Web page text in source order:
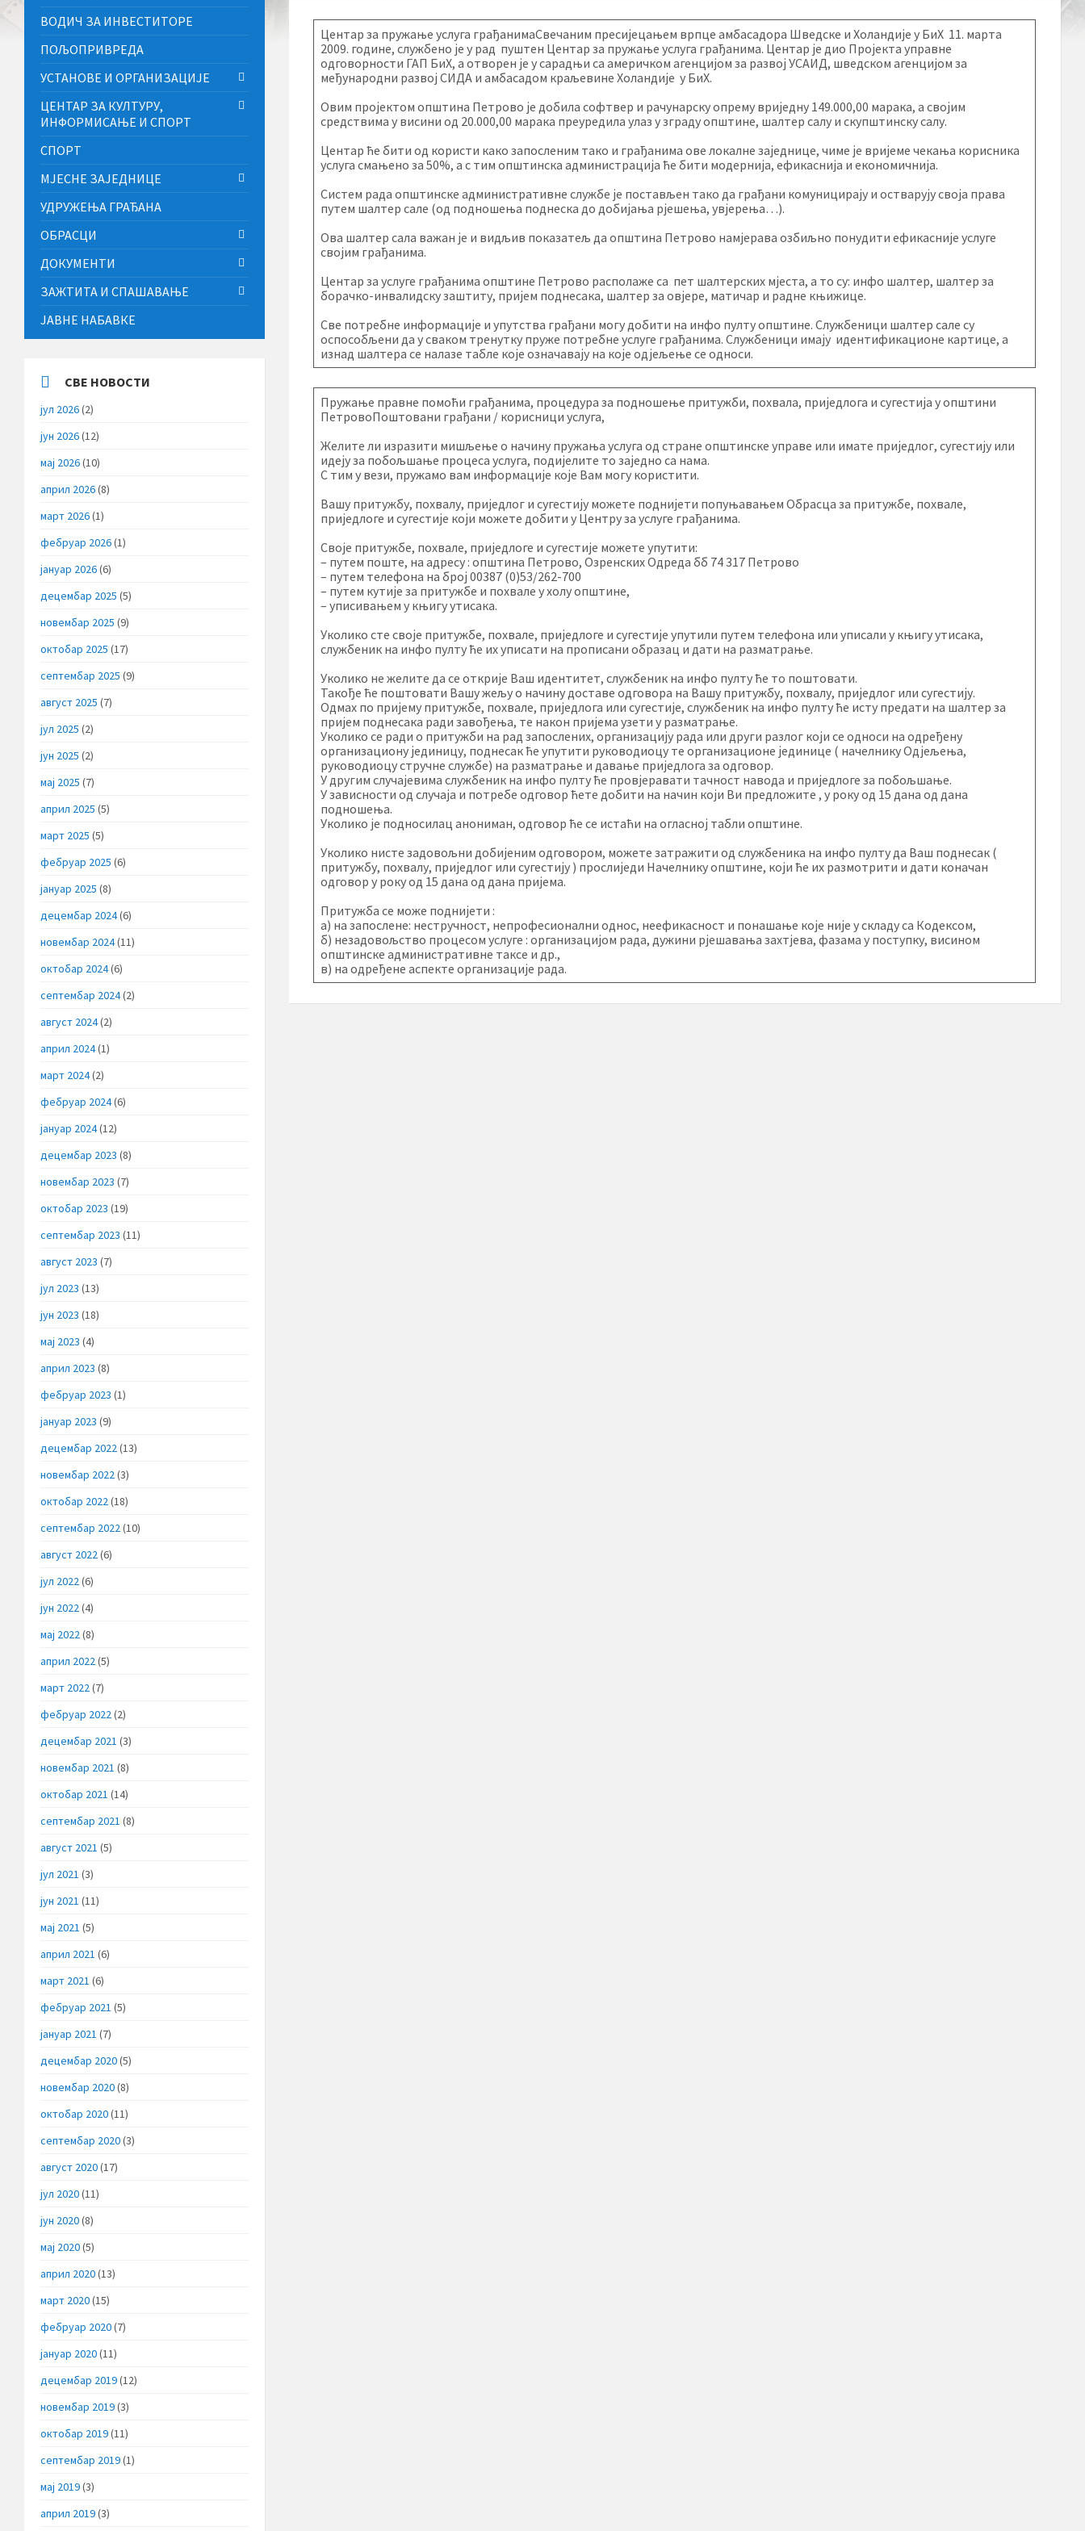
Центар за пружање услуга грађанимаСвечаним пресијецањем врпце амбасадора Шведске и Холандије у БиХ 11. марта
2009. године, службено је у рад пуштен Центар за пружање услуга грађанима. Центар је дио Пројекта управне
одговорности ГАП БиХ, а отворен је у сарадњи са америчком агенцијом за развој УСАИД, шведском агенцијом за
међународни развој СИДА и амбасадом краљевине Холандије у БиХ.
Овим пројектом општина Петрово је добила софтвер и рачунарску опрему вриједну 149.000,00 марака, а својим
средствима у висини од 20.000,00 марака преуредила улаз у зграду општине, шалтер салу и скупштинску салу.
Центар ће бити од користи како запосленим тако и грађанима ове локалне заједнице, чиме је вријеме чекања корисника
услуга смањено за 50%, а с тим општинска администрација ће бити модернија, ефикаснија и економичнија.
Систем рада општинске административне службе је постављен тако да грађани комуницирају и остварују своја права
путем шалтер сале (од подношења поднеска до добијања рјешења, увјерења…).
Ова шалтер сала важан је и видљив показатељ да општина Петрово намјерава озбиљно понудити ефикасније услуге
својим грађанима.
Центар за услуге грађанима општине Петрово располаже са пет шалтерских мјеста, а то су: инфо шалтер, шалтер за
борачко-инвалидску заштиту, пријем поднесака, шалтер за овјере, матичар и радне књижице.
Све потребне информације и упутства грађани могу добити на инфо пулту општине. Службеници шалтер сале су
оспособљени да у сваком тренутку пруже потребне услуге грађанима. Службеници имају идентификационе картице, а
изнад шалтера се налазе табле које означавају на које одјељење се односи.
Пружање правне помоћи грађанима, процедура за подношење притужби, похвала, приједлога и сугестија у општини
ПетровоПоштовани грађани / корисници услуга,
Желите ли изразити мишљење о начину пружања услуга од стране општинске управе или имате приједлог, сугестију или
идеју за побољшање процеса услуга, подијелите то заједно са нама.
С тим у вези, пружамо вам информације које Вам могу користити.
Вашу притужбу, похвалу, приједлог и сугестију можете поднијети попуњавањем Обрасца за притужбе, похвале,
приједлоге и сугестије који можете добити у Центру за услуге грађанима.
Своје притужбе, похвале, приједлоге и сугестије можете упутити:
– путем поште, на адресу : општина Петрово, Озренских Одреда бб 74 317 Петрово
– путем телефона на број 00387 (0)53/262-700
– путем кутије за притужбе и похвале у холу општине,
– уписивањем у књигу утисака.
Уколико сте своје притужбе, похвале, приједлоге и сугестије упутили путем телефона или уписали у књигу утисака,
службеник на инфо пулту ће их уписати на прописани образац и дати на разматрање.
Уколико не желите да се открије Ваш идентитет, службеник на инфо пулту ће то поштовати.
Такође ће поштовати Вашу жељу о начину доставе одговора на Вашу притужбу, похвалу, приједлог или сугестију.
Одмах по пријему притужбе, похвале, приједлога или сугестије, службеник на инфо пулту ће исту предати на шалтер за
пријем поднесака ради завођења, те након пријема узети у разматрање.
Уколико се ради о притужби на рад запослених, организацију рада или други разлог који се односи на одређену
организациону јединицу, поднесак ће упутити руководиоцу те организационе јединице ( начелнику Одјељења,
руководиоцу стручне службе) на разматрање и давање приједлога за одговор.
У другим случајевима службеник на инфо пулту ће провјеравати тачност навода и приједлоге за побољшање.
У зависности од случаја и потребе одговор ћете добити на начин који Ви предложите , у року од 15 дана од дана
подношења.
Уколико је подносилац анониман, одговор ће се истаћи на огласној табли општине.
Уколико нисте задовољни добијеним одговором, можете затражити од службеника на инфо пулту да Ваш поднесак (
притужбу, похвалу, приједлог или сугестију ) прослиједи Начелнику општине, који ће их размотрити и дати коначан
одговор у року од 15 дана од дана пријема.
Притужба се може поднијети :
а) на запослене: нестручност, непрофесионални однос, неефикасност и понашање које није у складу са Кодексом,
б) незадовољство процесом услуге : организацијом рада, дужини рјешавања захтјева, фазама у поступку, висином
општинске административне таксе и др.,
в) на одређене аспекте организације рада.
ВОДИЧ ЗА ИНВЕСТИТОРЕ
ПОЉОПРИВРЕДА
УСТАНОВЕ И ОРГАНИЗАЦИЈЕ
ЦЕНТАР ЗА КУЛТУРУ,
ИНФОРМИСАЊЕ И СПОРТ
СПОРТ
МЈЕСНЕ ЗАЈЕДНИЦЕ
УДРУЖЕЊА ГРАЂАНА
ОБРАСЦИ
ДОКУМЕНТИ
ЗАЖТИТА И СПАШАВАЊЕ
ЈАВНЕ НАБАВКЕ
СВЕ НОВОСТИ
јул 2026(2)
јун 2026(12)
мај 2026(10)
април 2026(8)
март 2026(1)
фебруар 2026(1)
јануар 2026(6)
децембар 2025 (5)
новембар 2025 (9)
октобар 2025 (17)
септембар 2025 (9)
август 2025 (7)
јул 2025 (2)
јун 2025 (2)
мај 2025 (7)
април 2025 (5)
март 2025 (5)
фебруар 2025 (6)
јануар 2025 (8)
децембар 2024(6)
новембар 2024(11)
октобар 2024(6)
септембар 2024(2)
август 2024(2)
април 2024(1)
март 2024(2)
фебруар 2024(6)
јануар 2024(12)
децембар 2023 (8)
новембар 2023 (7)
октобар 2023 (19)
септембар 2023 (11)
август 2023 (7)
јул 2023 (13)
јун 2023 (18)
мај 2023 (4)
април 2023 (8)
фебруар 2023 (1)
јануар 2023 (9)
децембар 2022(13)
новембар 2022(3)
октобар 2022(18)
септембар 2022(10)
август 2022(6)
јул 2022(6)
јун 2022(4)
мај 2022(8)
април 2022(5)
март 2022(7)
фебруар 2022(2)
децембар 2021 (3)
новембар 2021 (8)
октобар 2021 (14)
септембар 2021 (8)
август 2021 (5)
јул 2021 (3)
јун 2021 (11)
мај 2021 (5)
април 2021 (6)
март 2021 (6)
фебруар 2021 (5)
јануар 2021 (7)
децембар 2020(5)
новембар 2020(8)
октобар 2020(11)
септембар 2020(3)
август 2020(17)
јул 2020(11)
јун 2020(8)
мај 2020(5)
април 2020(13)
март 2020(15)
фебруар 2020(7)
јануар 2020(11)
децембар 2019(12)
новембар 2019(3)
октобар 2019(11)
септембар 2019(1)
мај 2019(3)
април 2019(3)